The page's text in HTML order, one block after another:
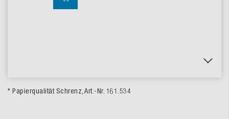
* Papierqualität Schrenz, Art.-Nr. 161.534